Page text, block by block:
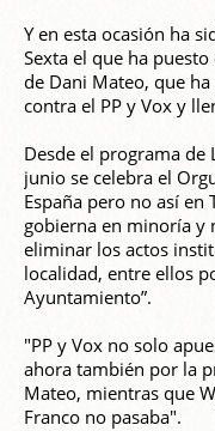
Y en esta ocasión ha
Sexta el que ha
de Dani Mateo, que
contra el PP y Vox y
Desde el programa de
junio se celebra el
España pero no así en
gobierna en minoría y
eliminar los actos
localidad, entre ellos
Ayuntamiento”.
"PP y Vox no solo
ahora también por la
Mateo, mientras que
Franco no pasaba".